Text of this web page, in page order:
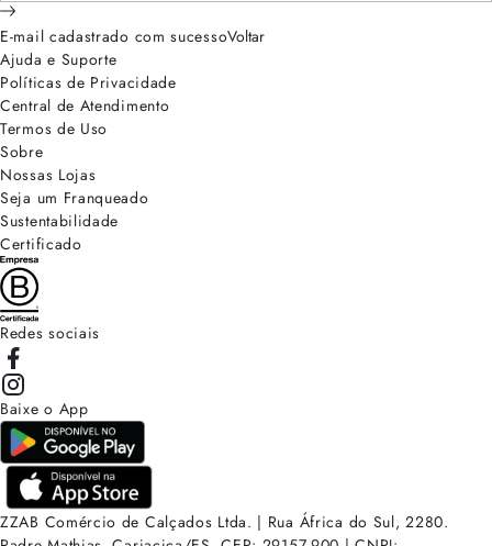
E-mail cadastrado com sucessoVoltar
Ajuda e Suporte
Políticas de Privacidade
Central de Atendimento
Termos de Uso
Sobre
Nossas Lojas
Seja um Franqueado
Sustentabilidade
Certificado
Redes sociais
Baixe o App
ZZAB Comércio de Calçados Ltda. | Rua África do Sul, 2280.